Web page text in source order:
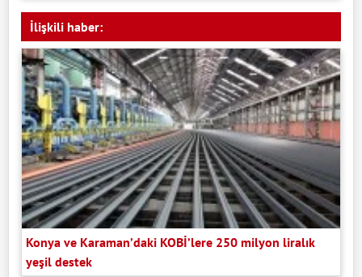
İlişkili haber:
Konya ve Karaman’daki KOBİ’lere 250 milyon liralık
yeşil destek